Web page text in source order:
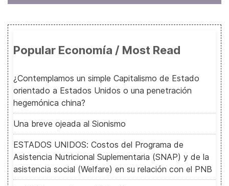
Popular Economía / Most Read
¿Contemplamos un simple Capitalismo de Estado
orientado a Estados Unidos o una penetración
hegemónica china?
Una breve ojeada al Sionismo
ESTADOS UNIDOS: Costos del Programa de
Asistencia Nutricional Suplementaria (SNAP) y de la
asistencia social (Welfare) en su relación con el PNB